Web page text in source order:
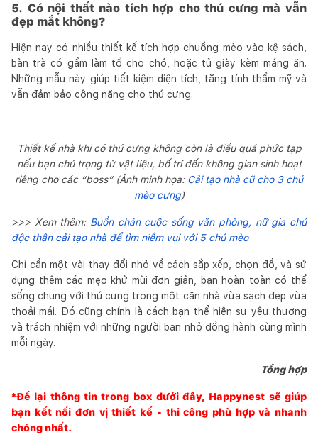
5. Có nội thất nào tích hợp cho thú cưng mà vẫn
đẹp mắt không?
Hiện nay có nhiều thiết kế tích hợp chuồng mèo vào kệ sách,
bàn trà có gầm làm tổ cho chó, hoặc tủ giày kèm máng ăn.
Những mẫu này giúp tiết kiệm diện tích, tăng tính thẩm mỹ và
vẫn đảm bảo công năng cho thú cưng.
Thiết kế nhà khi có thú cưng không còn là điều quá phức tạp
nếu bạn chú trọng từ vật liệu, bố trí đến không gian sinh hoạt
riêng cho các “boss” (Ảnh minh họa: Cải tạo nhà cũ cho 3 chú
mèo cưng)
>>> Xem thêm: Buồn chán cuộc sống văn phòng, nữ gia chủ
độc thân cải tạo nhà để tìm niềm vui với 5 chú mèo
Chỉ cần một vài thay đổi nhỏ về cách sắp xếp, chọn đồ, và sử
dụng thêm các mẹo khử mùi đơn giản, bạn hoàn toàn có thể
sống chung với thú cưng trong một căn nhà vừa sạch đẹp vừa
thoải mái. Đó cũng chính là cách bạn thể hiện sự yêu thương
và trách nhiệm với những người bạn nhỏ đồng hành cùng mình
mỗi ngày.
Tổng hợp
*Để lại thông tin trong box dưới đây, Happynest sẽ giúp
bạn kết nối đơn vị thiết kế - thi công phù hợp và nhanh
chóng nhất.